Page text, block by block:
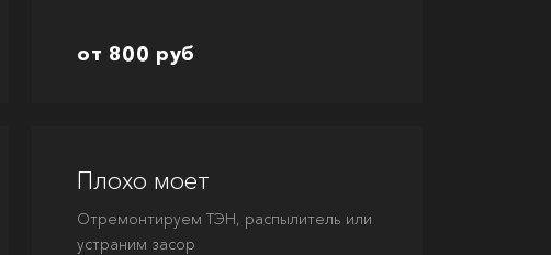
от 800 руб
Плохо моет
Отремонтируем ТЭН, распылитель или
устраним засор